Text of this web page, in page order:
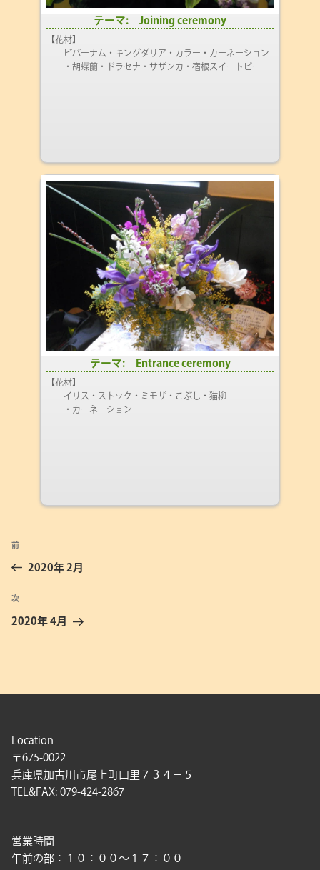
テーマ: Joining ceremony
【花材】
ビバーナム・キングダリア・カラー・カーネーション
・胡蝶蘭・ドラセナ・サザンカ・宿根スイートピー
テーマ: Entrance ceremony
【花材】
イリス・ストック・ミモザ・こぶし・猫柳
・カーネーション
ビ
ゲ
ン
前
の
稿
前
2020年 2月
次
の
次
2020年 4月
Location
〒675-0022
兵庫県加古川市尾上町口里７３４－５
TEL&FAX: 079-424-2867
営業時間
午前の部：１０：００〜１７：００